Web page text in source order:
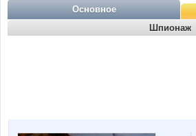
Основное
Шпионаж